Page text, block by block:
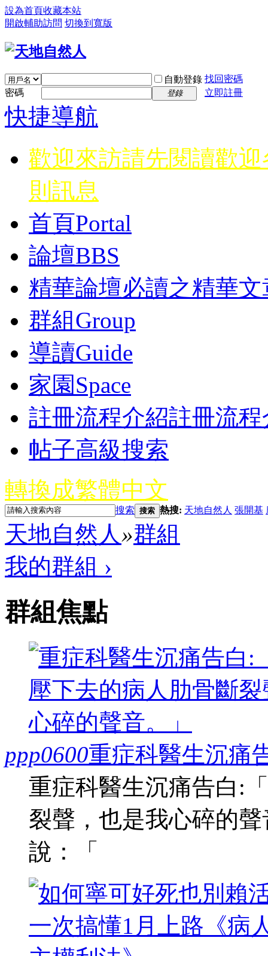
設為首頁收藏本站
開啟輔助訪問 切換到寬版
自動登錄 找回密碼
密碼
登錄 立即註冊
快捷導航
歡迎來訪請先閱讀歡迎
則訊息
首頁Portal
論壇BBS
精華論壇必讀之精華文
群組Group
導讀Guide
家園Space
註冊流程介紹註冊流
帖子高級搜索
轉換成繁體中文
搜索 搜索 熱搜: 天地自然人 張開基
天地自然人»群組
我的群組 ›
群組焦點
ppp0600重症科醫生沉痛
重症科醫生沉痛告白:
裂聲，也是我心碎的
說：「